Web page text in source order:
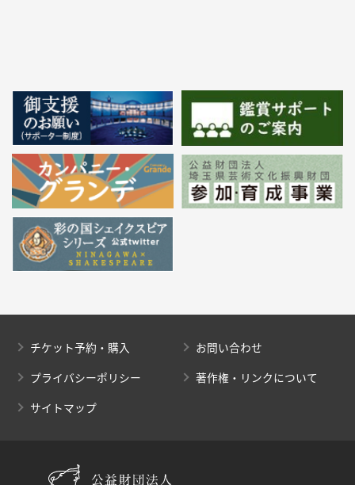
チケット予約・購入
お問い合わせ
プライバシーポリシー
著作権・リンクについて
サイトマップ